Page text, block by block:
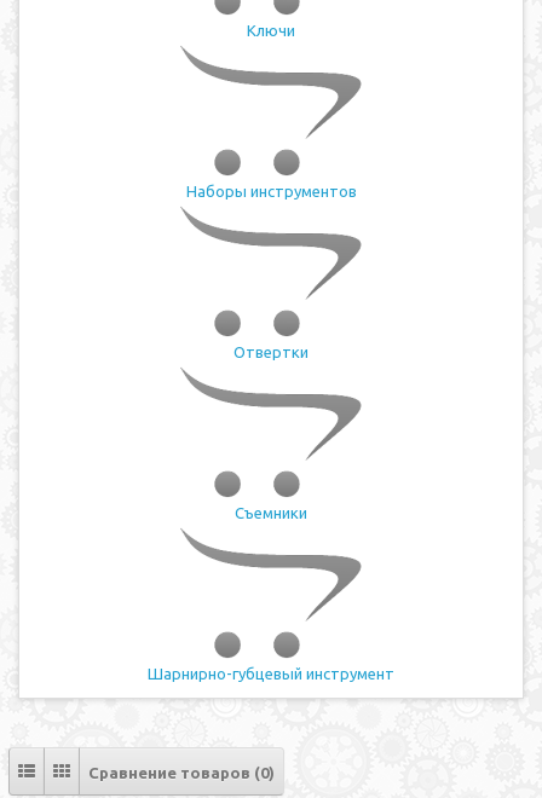
Ключи
Наборы инструментов
Отвертки
Съемники
Шарнирно-губцевый инструмент
Сравнение товаров (0)